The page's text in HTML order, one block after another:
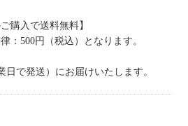
購入で送料無料】
：500円（税込）となります。
日で発送）にお届けいたします。